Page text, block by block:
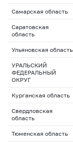
Самарская область
Саратовская
область
Ульяновская область
УРАЛЬСКИЙ
ФЕДЕРАЛЬНЫЙ
ОКРУГ
Курганская область
Свердловская
область
Тюменская область